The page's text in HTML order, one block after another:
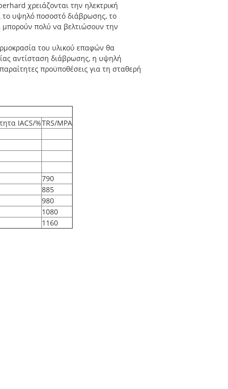
χρειάζονται την ηλεκτρική
το υψηλό ποσοστό διάβρωσης, το
μπορούν πολύ να βελτιώσουν την
του υλικού επαφών θα
αντίσταση διάβρωσης, η υψηλή
προϋποθέσεις για τη σταθερή
IACS/%TRS/MPA
790
885
980
1080
1160